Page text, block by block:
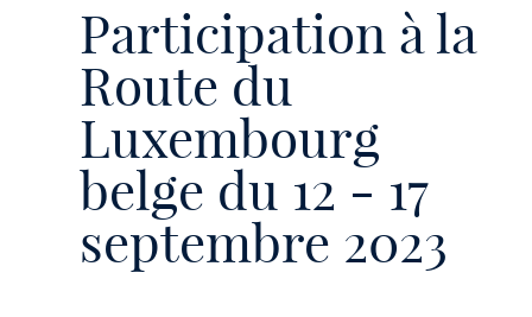
Participation à la
Route du
Luxembourg
belge du 12 - 17
septembre 2023